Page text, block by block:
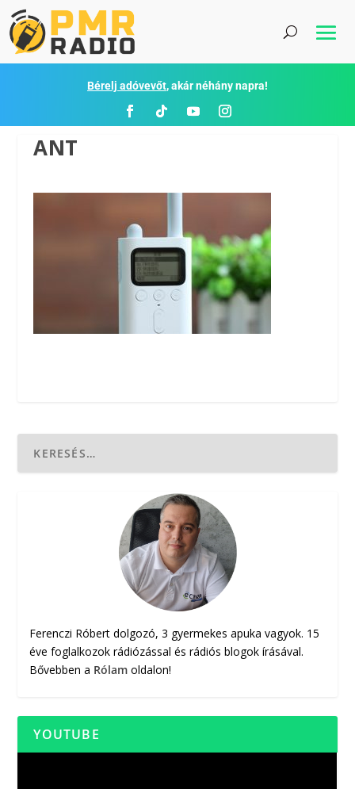
Bérelj adóvevőt, akár néhány napra!
ANT
Ferenczi Róbert dolgozó, 3 gyermekes apuka vagyok. 15
éve foglalkozok rádiózással és rádiós blogok írásával.
Bővebben a Rólam oldalon!
YOUTUBE